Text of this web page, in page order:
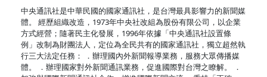
中央通訊社是中華民國的國家通訊社，是台灣最具影響力的新聞媒
體。 經歷組織改造，1973年中央社改組為股份有限公司，以企業
方式經營；隨著民主化發展，1996年依據「中央通訊社設置條
例」改制為財團法人，定位為全民共有的國家通訊社，獨立超然執
行三大法定任務： ．辦理國內外新聞報導業務，服務大眾傳播媒
體。 ．辦理國家對外新聞通訊業務，促進國際對台灣之瞭解。 ．